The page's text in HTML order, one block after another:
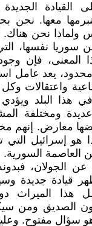
القيادة
معها. نحن
ولماذا نحن هناك.
سوريا نفسها،
المعنى، فإن
يعد عامل
واعتقالات
في هذا البلد
ومختلفة
معارض. إنهم
هو إسرائيل التي
عن الجولان،
قيادة جديدة
هذا الميراث
الصديق ومن
سؤال مفتوح.